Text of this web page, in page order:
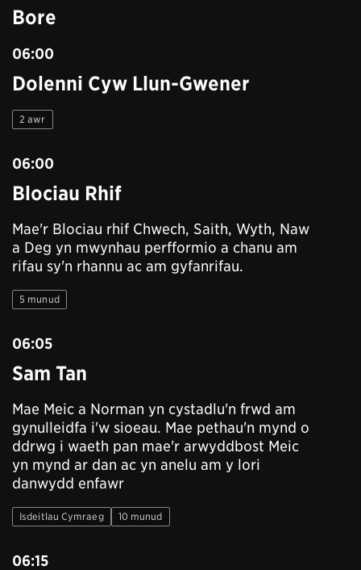
Bore
06:00
Dolenni Cyw Llun-Gwener
2 awr
06:00
Blociau Rhif
Mae'r Blociau rhif Chwech, Saith, Wyth, Naw
a Deg yn mwynhau perfformio a chanu am
rifau sy'n rhannu ac am gyfanrifau.
5 munud
06:05
Sam Tan
Mae Meic a Norman yn cystadlu'n frwd am
gynulleidfa i'w sioeau. Mae pethau'n mynd o
ddrwg i waeth pan mae'r arwyddbost Meic
yn mynd ar dan ac yn anelu am y lori
danwydd enfawr
Isdeitlau Cymraeg 10 munud
06:15